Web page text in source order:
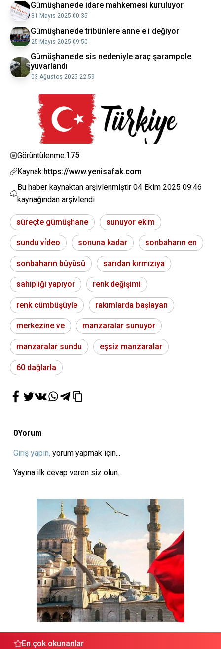
Gümüşhane’de idare mahkemesi kuruluyor
31 Mayıs 2025 00:35
Gümüşhane’de tribünlere anne eli değiyor
25 Mayıs 2025 09:50
Gümüşhane’de sis nedeniyle araç şarampole
yuvarlandı
03 Ağustos 2025 22:59
Görüntülenme:175
Kaynak:https://www.yenisafak.com
Bu haber kaynaktan arşivlenmiştir 04 Ekim 2025 09:46
kaynağından arşivlendi
süreçte gümüşhane sunuyor ekim
sundu vi̇deo sonuna kadar sonbaharın en
sonbaharın büyüsü sarıdan kırmızıya
sahipliği yapıyor renk değişimi
renk cümbüşüyle rakımlarda başlayan
merkezine ve manzaralar sunuyor
manzaralar sundu eşsiz manzaralar
60 dağlarla
0Yorum
Giriş yapın, yorum yapmak için...
Yayına ilk cevap veren siz olun...
En çok okunanlar